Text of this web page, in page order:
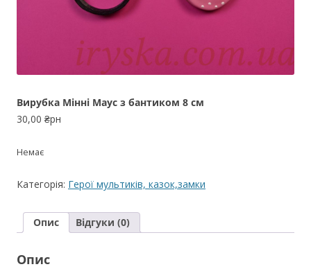
Вирубка Мінні Маус з бантиком 8 см
30,00 ₴рн
Немає
Категорія: Герої мультиків, казок,замки
Опис Відгуки (0)
Опис